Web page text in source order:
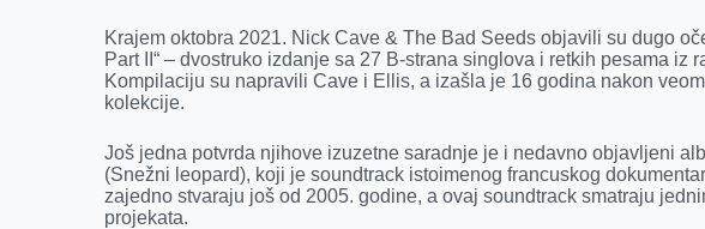
Krajem oktobra 2021. Nick Cave & The Bad Seeds objavili su dugo
Part II“ – dvostruko izdanje sa 27 B-strana singlova i retkih pesama iz
Kompilaciju su napravili Cave i Ellis, a izašla je 16 godina nakon
kolekcije.
Još jedna potvrda njihove izuzetne saradnje je i nedavno objavljeni
(Snežni leopard), koji je soundtrack istoimenog francuskog
zajedno stvaraju još od 2005. godine, a ovaj soundtrack smatraju
projekata.